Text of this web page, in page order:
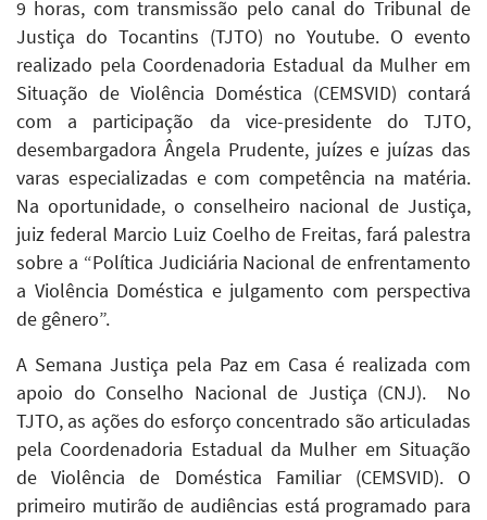
9 horas, com transmissão pelo canal do Tribunal de
Justiça do Tocantins (TJTO) no Youtube. O evento
realizado pela Coordenadoria Estadual da Mulher em
Situação de Violência Doméstica (CEMSVID) contará
com a participação da vice-presidente do TJTO,
desembargadora Ângela Prudente, juízes e juízas das
varas especializadas e com competência na matéria.
Na oportunidade, o conselheiro nacional de Justiça,
juiz federal Marcio Luiz Coelho de Freitas, fará palestra
sobre a “Política Judiciária Nacional de enfrentamento
a Violência Doméstica e julgamento com perspectiva
de gênero”.
A Semana Justiça pela Paz em Casa é realizada com
apoio do Conselho Nacional de Justiça (CNJ). No
TJTO, as ações do esforço concentrado são articuladas
pela Coordenadoria Estadual da Mulher em Situação
de Violência de Doméstica Familiar (CEMSVID). O
primeiro mutirão de audiências está programado para